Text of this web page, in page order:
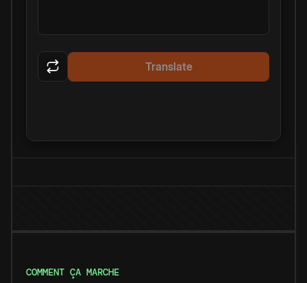
Translate
COMMENT ÇA MARCHE